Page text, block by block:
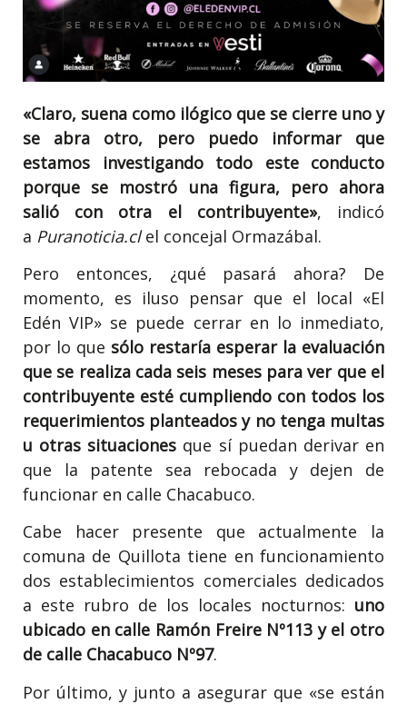
«Claro, suena como ilógico que se cierre uno y
se abra otro, pero puedo informar que
estamos investigando todo este conducto
porque se mostró una figura, pero ahora
salió con otra el contribuyente», indicó
a Puranoticia.clel concejal Ormazábal.
Pero entonces, ¿qué pasará ahora? De
momento, es iluso pensar que el local «El
Edén VIP» se puede cerrar en lo inmediato,
por lo que sólo restaría esperar la evaluación
que se realiza cada seis meses para ver que el
contribuyente esté cumpliendo con todos los
requerimientos planteados y no tenga multas
u otras situaciones que sí puedan derivar en
que la patente sea rebocada y dejen de
funcionar en calle Chacabuco.
Cabe hacer presente que actualmente la
comuna de Quillota tiene en funcionamiento
dos establecimientos comerciales dedicados
a este rubro de los locales nocturnos: uno
ubicado en calle Ramón Freire Nº113 y el otro
de calle Chacabuco Nº97.
Por último, y junto a asegurar que «se están